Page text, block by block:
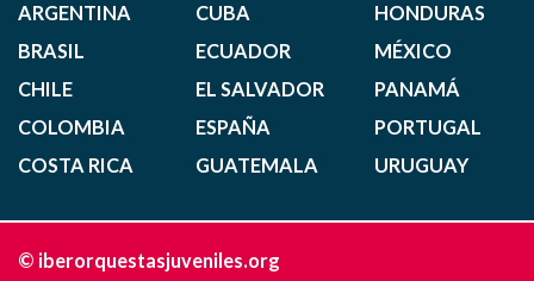
ARGENTINA
BRASIL
CHILE
COLOMBIA
COSTA RICA
CUBA
ECUADOR
EL SALVADOR
ESPAÑA
GUATEMALA
HONDURAS
MÉXICO
PANAMÁ
PORTUGAL
URUGUAY
© iberorquestasjuveniles.org